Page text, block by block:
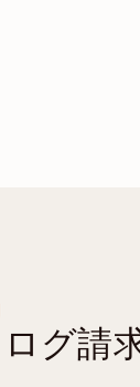
します。 スタ
グ請